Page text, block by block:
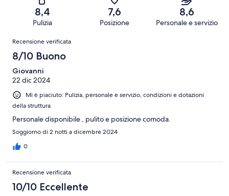
recensioni
recensioni
recensioni
Terribile.
su
recensioni
8,4
Pulizia
7,6
Posizione
8,6
Personale e servizio
Recensioni
Recensione verificata
8/10 Buono
Giovanni
22 dic 2024
Mi è piaciuto: Pulizia, personale e servizio, condizioni e dotazioni
della struttura
Personale disponibile , pulito e posizione comoda.
Soggiorno di 2 notti a dicembre 2024
0
Recensione verificata
10/10 Eccellente